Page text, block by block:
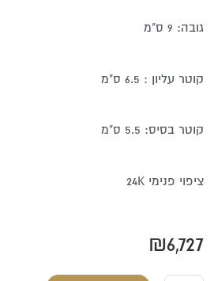
גובה: 9 ס"מ
קוטר עליון : 6.5 ס"מ
קוטר בסיס: 5.5 ס"מ
ציפוי פנימי 24K
₪6,727